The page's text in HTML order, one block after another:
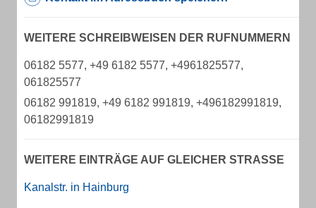
WEITERE SCHREIBWEISEN DER RUFNUMMERN
06182 5577, +49 6182 5577, +4961825577,
061825577
06182 991819, +49 6182 991819, +496182991819,
06182991819
WEITERE EINTRÄGE AUF GLEICHER STRASSE
Kanalstr. in Hainburg